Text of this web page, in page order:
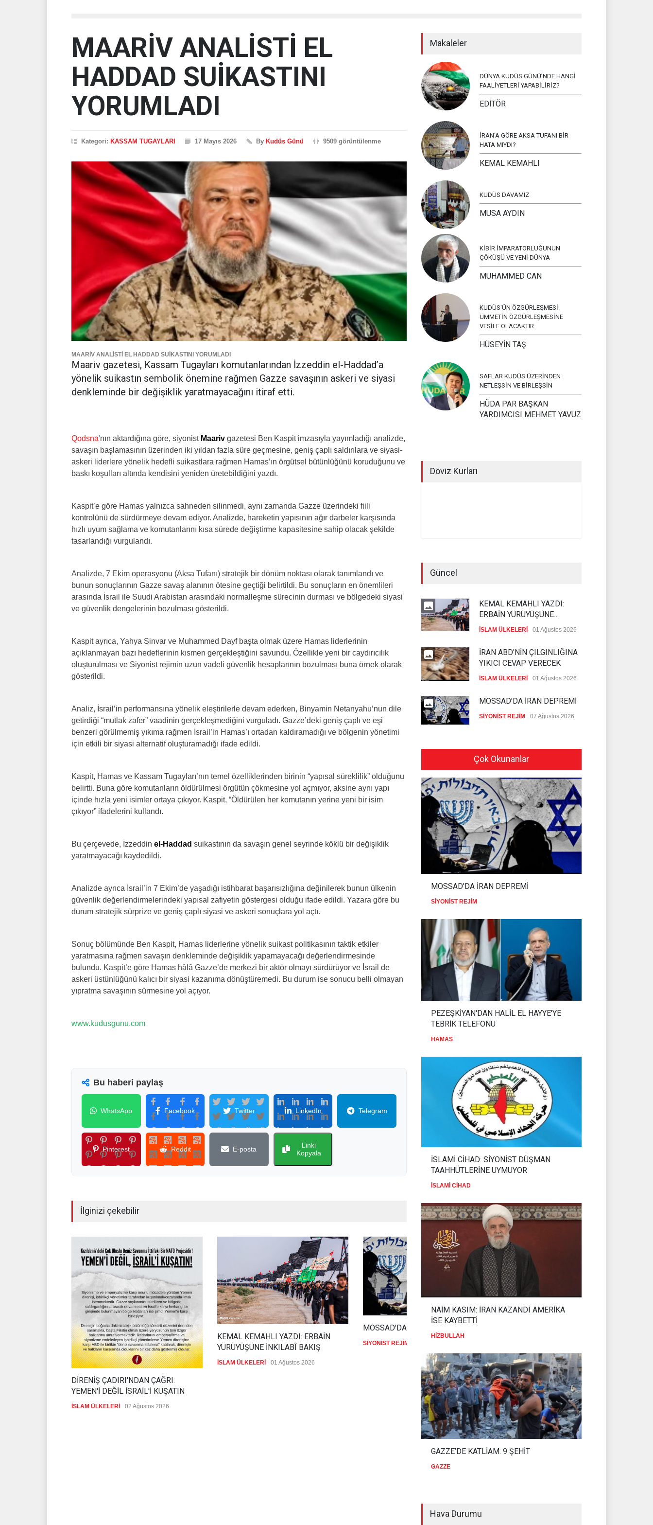
MAARİV ANALİSTİ EL
HADDAD SUİKASTINI
YORUMLADI
Kategori: KASSAM TUGAYLARI 17 Mayıs 2026 By Kudüs Günü 9509 görüntülenme
MAARİV ANALİSTİ EL HADDAD SUİKASTINI YORUMLADI
Maariv gazetesi, Kassam Tugayları komutanlarından İzzeddin el-Haddad’a
yönelik suikastın sembolik önemine rağmen Gazze savaşının askeri ve siyasi
denkleminde bir değişiklik yaratmayacağını itiraf etti.
Qodsna'nın aktardığına göre, siyonist Maariv gazetesi Ben Kaspit imzasıyla yayımladığı analizde,
savaşın başlamasının üzerinden iki yıldan fazla süre geçmesine, geniş çaplı saldırılara ve siyasi-
askeri liderlere yönelik hedefli suikastlara rağmen Hamas’ın örgütsel bütünlüğünü koruduğunu ve
baskı koşulları altında kendisini yeniden üretebildiğini yazdı.
Kaspit’e göre Hamas yalnızca sahneden silinmedi, aynı zamanda Gazze üzerindeki fiili
kontrolünü de sürdürmeye devam ediyor. Analizde, hareketin yapısının ağır darbeler karşısında
hızlı uyum sağlama ve komutanlarını kısa sürede değiştirme kapasitesine sahip olacak şekilde
tasarlandığı vurgulandı.
Analizde, 7 Ekim operasyonu (Aksa Tufanı) stratejik bir dönüm noktası olarak tanımlandı ve
bunun sonuçlarının Gazze savaş alanının ötesine geçtiği belirtildi. Bu sonuçların en önemlileri
arasında İsrail ile Suudi Arabistan arasındaki normalleşme sürecinin durması ve bölgedeki siyasi
ve güvenlik dengelerinin bozulması gösterildi.
Kaspit ayrıca, Yahya Sinvar ve Muhammed Dayf başta olmak üzere Hamas liderlerinin
açıklanmayan bazı hedeflerinin kısmen gerçekleştiğini savundu. Özellikle yeni bir caydırıcılık
oluşturulması ve Siyonist rejimin uzun vadeli güvenlik hesaplarının bozulması buna örnek olarak
gösterildi.
Analiz, İsrail’in performansına yönelik eleştirilerle devam ederken, Binyamin Netanyahu’nun dile
getirdiği “mutlak zafer” vaadinin gerçekleşmediğini vurguladı. Gazze’deki geniş çaplı ve eşi
benzeri görülmemiş yıkıma rağmen İsrail’in Hamas’ı ortadan kaldıramadığı ve bölgenin yönetimi
için etkili bir siyasi alternatif oluşturamadığı ifade edildi.
Kaspit, Hamas ve Kassam Tugayları’nın temel özelliklerinden birinin “yapısal süreklilik” olduğunu
belirtti. Buna göre komutanların öldürülmesi örgütün çökmesine yol açmıyor, aksine aynı yapı
içinde hızla yeni isimler ortaya çıkıyor. Kaspit, “Öldürülen her komutanın yerine yeni bir isim
çıkıyor” ifadelerini kullandı.
Bu çerçevede, İzzeddin el-Haddad suikastının da savaşın genel seyrinde köklü bir değişiklik
yaratmayacağı kaydedildi.
Analizde ayrıca İsrail’in 7 Ekim’de yaşadığı istihbarat başarısızlığına değinilerek bunun ülkenin
güvenlik değerlendirmelerindeki yapısal zafiyetin göstergesi olduğu ifade edildi. Yazara göre bu
durum stratejik sürprize ve geniş çaplı siyasi ve askeri sonuçlara yol açtı.
Sonuç bölümünde Ben Kaspit, Hamas liderlerine yönelik suikast politikasının taktik etkiler
yaratmasına rağmen savaşın denkleminde değişiklik yapamayacağı değerlendirmesinde
bulundu. Kaspit’e göre Hamas hâlâ Gazze’de merkezi bir aktör olmayı sürdürüyor ve İsrail de
askeri üstünlüğünü kalıcı bir siyasi kazanıma dönüştüremedi. Bu durum ise sonucu belli olmayan
yıpratma savaşının sürmesine yol açıyor.
www.kudusgunu.com
Bu haberi paylaş
WhatsApp Facebook Twitter LinkedIn Telegram
Pinterest Reddit E-posta
Linki
Kopyala
İlginizi çekebilir
DİRENİŞ ÇADIRI'NDAN ÇAĞRI:
YEMEN'İ DEĞİL İSRAİL'İ KUŞATIN
İSLAM ÜLKELERİ 02 Ağustos 2026
KEMAL KEMAHLI YAZDI: ERBAİN
YÜRÜYÜŞÜNE İNKILABÎ BAKIŞ
İSLAM ÜLKELERİ 01 Ağustos 2026
MOSSAD'DA İRAN DEPREMİ
SİYONİST REJİM
Makaleler
DÜNYA KUDÜS GÜNÜ’NDE HANGİ
FAALİYETLERİ YAPABİLİRİZ?
EDİTÖR
İRAN'A GÖRE AKSA TUFANI BİR
HATA MIYDI?
KEMAL KEMAHLI
KUDÜS DAVAMIZ
MUSA AYDIN
KİBİR İMPARATORLUĞUNUN
ÇÖKÜŞÜ VE YENİ DÜNYA
MUHAMMED CAN
KUDÜS'ÜN ÖZGÜRLEŞMESİ
ÜMMETİN ÖZGÜRLEŞMESİNE
VESİLE OLACAKTIR
HÜSEYİN TAŞ
SAFLAR KUDÜS ÜZERİNDEN
NETLEŞSİN VE BİRLEŞSİN
HÜDA PAR BAŞKAN
YARDIMCISI MEHMET YAVUZ
Döviz Kurları
Güncel
KEMAL KEMAHLI YAZDI:
ERBAİN YÜRÜYÜŞÜNE
İNKILABÎ BAKIŞ
İSLAM ÜLKELERİ 01 Ağustos 2026
İRAN ABD'NİN ÇILGINLIĞINA
YIKICI CEVAP VERECEK
İSLAM ÜLKELERİ 01 Ağustos 2026
MOSSAD'DA İRAN DEPREMİ
SİYONİST REJİM 07 Ağustos 2026
HAYYE'YE TEBRİK TELEFONU
HAMAS 05 Ağustos 2026
İSLAMİ CİHAD: SİYONİST
DÜŞMAN TAAHHÜTLERİNE
UYMUYOR
İSLAMİ CİHAD 04 Ağustos 2026
NAİM KASIM: İRAN KAZANDI
AMERİKA İSE KAYBETTİ
HİZBULLAH 04 Ağustos 2026
GAZZE’DE KATLİAM: 9 ŞEHİT
HAMAS'TAN
SİLAHSIZLANMA
KONUSUNDA NET AÇIKLAMA
HAMAS 02 Ağustos 2026
ALİ FEYYAD LÜBNAN'DAKİ
SON DURUMU
DEĞERLENDİRDİ
DİRENİŞ ÇADIRI'NDAN
Çok Okunanlar
MOSSAD'DA İRAN DEPREMİ
SİYONİST REJİM
PEZEŞKİYAN'DAN HALİL EL HAYYE'YE
TEBRİK TELEFONU
HAMAS
İSLAMİ CİHAD: SİYONİST DÜŞMAN
TAAHHÜTLERİNE UYMUYOR
İSLAMİ CİHAD
NAİM KASIM: İRAN KAZANDI AMERİKA
İSE KAYBETTİ
HİZBULLAH
GAZZE’DE KATLİAM: 9 ŞEHİT
GAZZE
Hava Durumu